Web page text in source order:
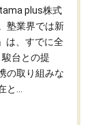
plus株式
塾業界では新
は、すでに全
台との提
の取り組みな
...